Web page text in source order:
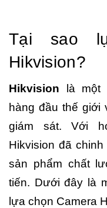
Tại sao
Hikvision?
Hikvision là một
hàng đầu thế giới
giám sát. Với
Hikvision đã
sản phẩm chất
tiến. Dưới đây là
lựa chọn Camera